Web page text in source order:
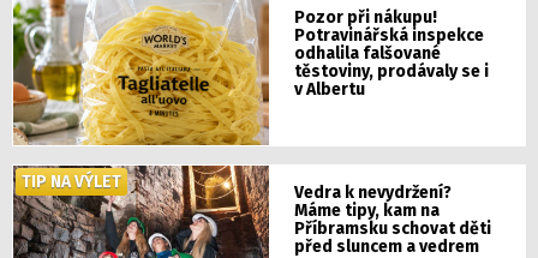
Pozor při nákupu!
Potravinářská inspekce
odhalila falšované
těstoviny, prodávaly se i
v Albertu
Vedra k nevydržení?
Máme tipy, kam na
Příbramsku schovat děti
před sluncem a vedrem
TIP NA VÝLET